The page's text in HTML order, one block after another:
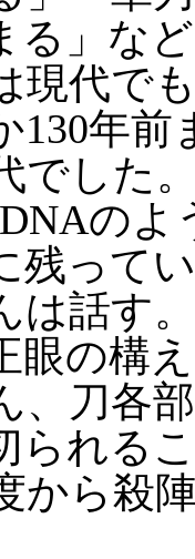
る」な
現代で
130年
でした
のよ
残って
は話す
眼の構
、刀各
られる
から殺